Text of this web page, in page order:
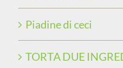
Piadine di ceci
TORTA DUE